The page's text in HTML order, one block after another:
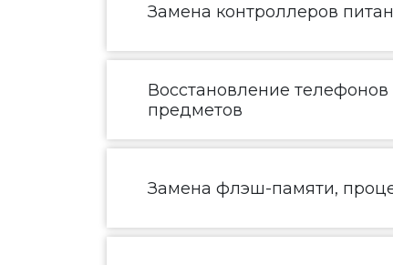
Замена контроллеров
Восстановление
предметов
Замена флэш-памяти,